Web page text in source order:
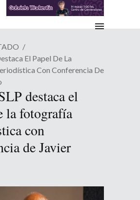
El Papel De La
Con Conferencia De
destaca el
la fotografía
con
de Javier